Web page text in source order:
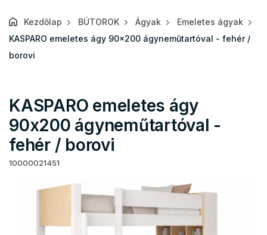
Kezdőlap BÚTOROK Ágyak
Emeletes ágyak
KASPARO emeletes ágy 90x200 ágyneműtartóval - fehér /
borovi
KASPARO emeletes ágy
90x200 ágyneműtartóval -
fehér / borovi
10000021451